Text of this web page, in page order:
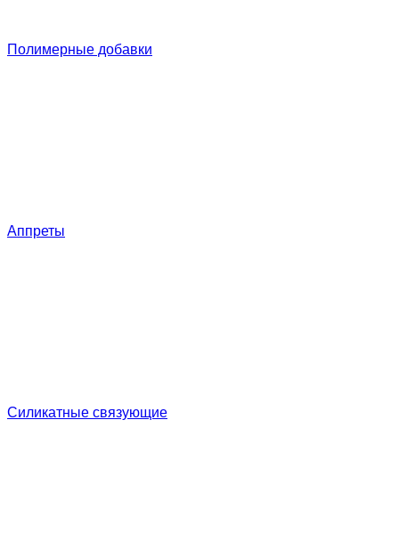
Полимерные добавки
Аппреты
Силикатные связующие